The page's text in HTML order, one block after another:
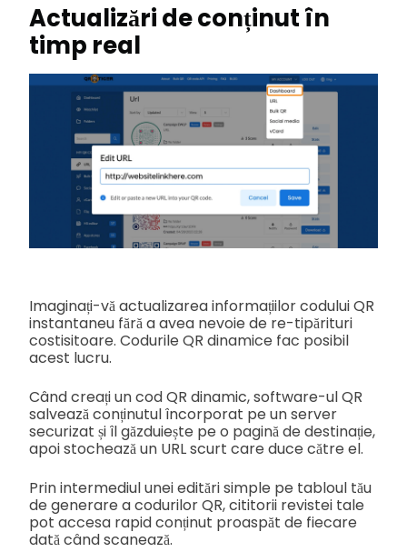
Actualizări de conținut în
timp real
Imaginați-vă actualizarea informațiilor codului QR
instantaneu fără a avea nevoie de re-tipărituri
costisitoare. Codurile QR dinamice fac posibil
acest lucru.
Când creați un cod QR dinamic, software-ul QR
salvează conținutul încorporat pe un server
securizat și îl găzduiește pe o pagină de destinație,
apoi stochează un URL scurt care duce către el.
Prin intermediul unei editări simple pe tabloul tău
de generare a codurilor QR, cititorii revistei tale
pot accesa rapid conținut proaspăt de fiecare
dată când scanează.